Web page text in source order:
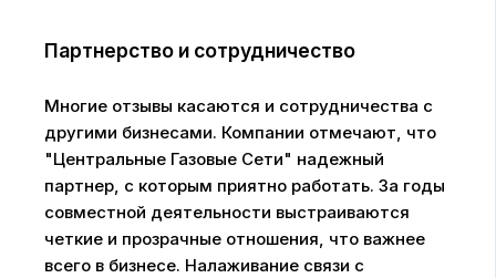
Партнерство и сотрудничество
Многие отзывы касаются и сотрудничества с
другими бизнесами. Компании отмечают, что
"Центральные Газовые Сети" надежный
партнер, с которым приятно работать. За годы
совместной деятельности выстраиваются
четкие и прозрачные отношения, что важнее
всего в бизнесе. Налаживание связи с